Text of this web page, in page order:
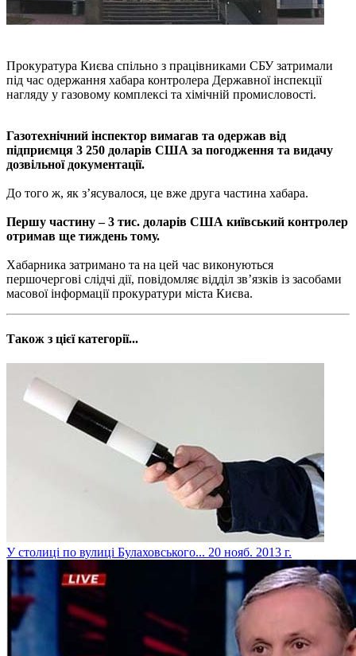
Прокуратура Києва спільно з працівниками СБУ затримали
під час одержання хабара контролера Державної інспекції
нагляду у газовому комплексі та хімічній промисловості.
Газотехнічний інспектор вимагав та одержав від
підприємця 3 250 доларів США за погодження та видачу
дозвільної документації.
До того ж, як з’ясувалося, це вже друга частина хабара.
Першу частину – 3 тис. доларів США київський контролер
отримав ще тиждень тому.
Хабарника затримано та на цей час виконуються
першочергові слідчі дії, повідомляє відділ зв’язків із засобами
масової інформації прокуратури міста Києва.
Також з цієї категорії...
У столиці по вулиці Булаховського... 20 нояб. 2013 г.